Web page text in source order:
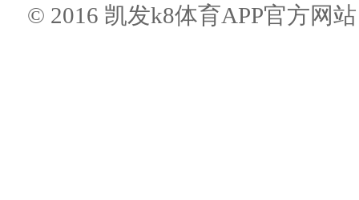
© 2016 凯发k8体育APP官方网